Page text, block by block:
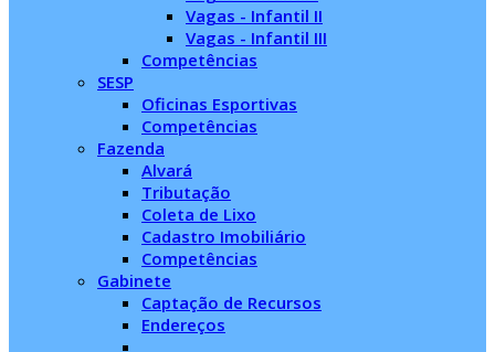
Vagas - Infantil II
Vagas - Infantil III
Competências
SESP
Oficinas Esportivas
Competências
Fazenda
Alvará
Tributação
Coleta de Lixo
Cadastro Imobiliário
Competências
Gabinete
Captação de Recursos
Endereços